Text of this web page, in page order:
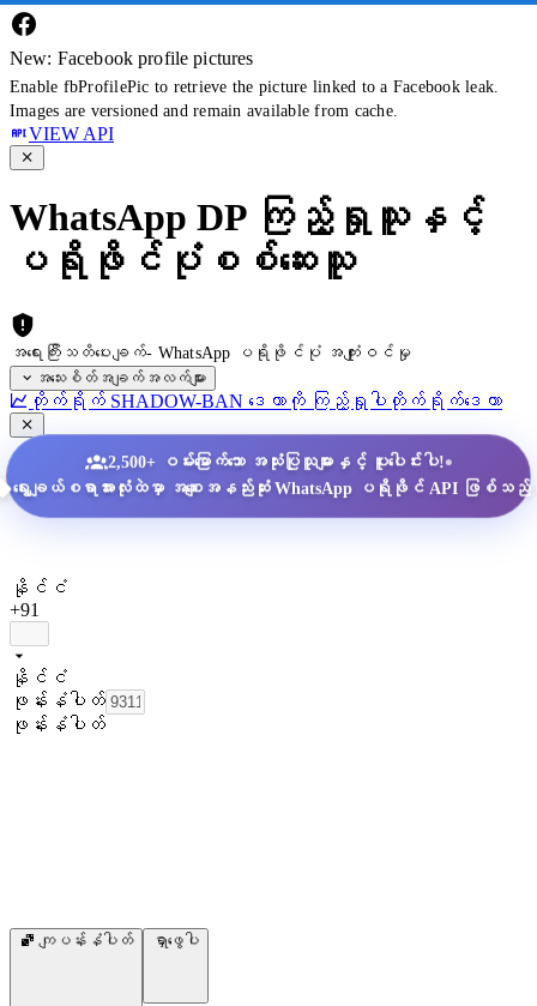
New: Facebook profile pictures
Enable fbProfilePic to retrieve the picture linked to a Facebook leak.
Images are versioned and remain available from cache.
VIEW API
WhatsApp DP ကြည့်ရှုသူနှင့်
ပရိုဖိုင်ပုံစစ်ဆေးသူ
အရေးကြီးသတိပေးချက်- WhatsApp ပရိုဖိုင်ပုံ အကျုံးဝင်မှု
အသေးစိတ်အချက်အလက်များ
တိုက်ရိုက် SHADOW-BAN ဒေတာကို ကြည့်ရှုပါ တိုက်ရိုက်ဒေတာ
2,500+ ဝမ်းမြောက်သော အသုံးပြုသူများနှင့် ပူးပေါင်းပါ!•
ရွေးချယ်စရာအားလုံးထဲမှာ အစျေးအနည်းဆုံး WhatsApp ပရိုဖိုင် API ဖြစ်သ
နိုင်ငံ
+91
နိုင်ငံ
ဖုန်းနံပါတ်
ဖုန်းနံပါတ်
ကျပန်းနံပါတ် ရှာဖွေပါ